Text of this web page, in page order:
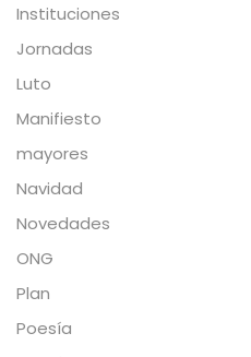
Instituciones
Jornadas
Luto
Manifiesto
mayores
Navidad
Novedades
ONG
Plan
Poesía